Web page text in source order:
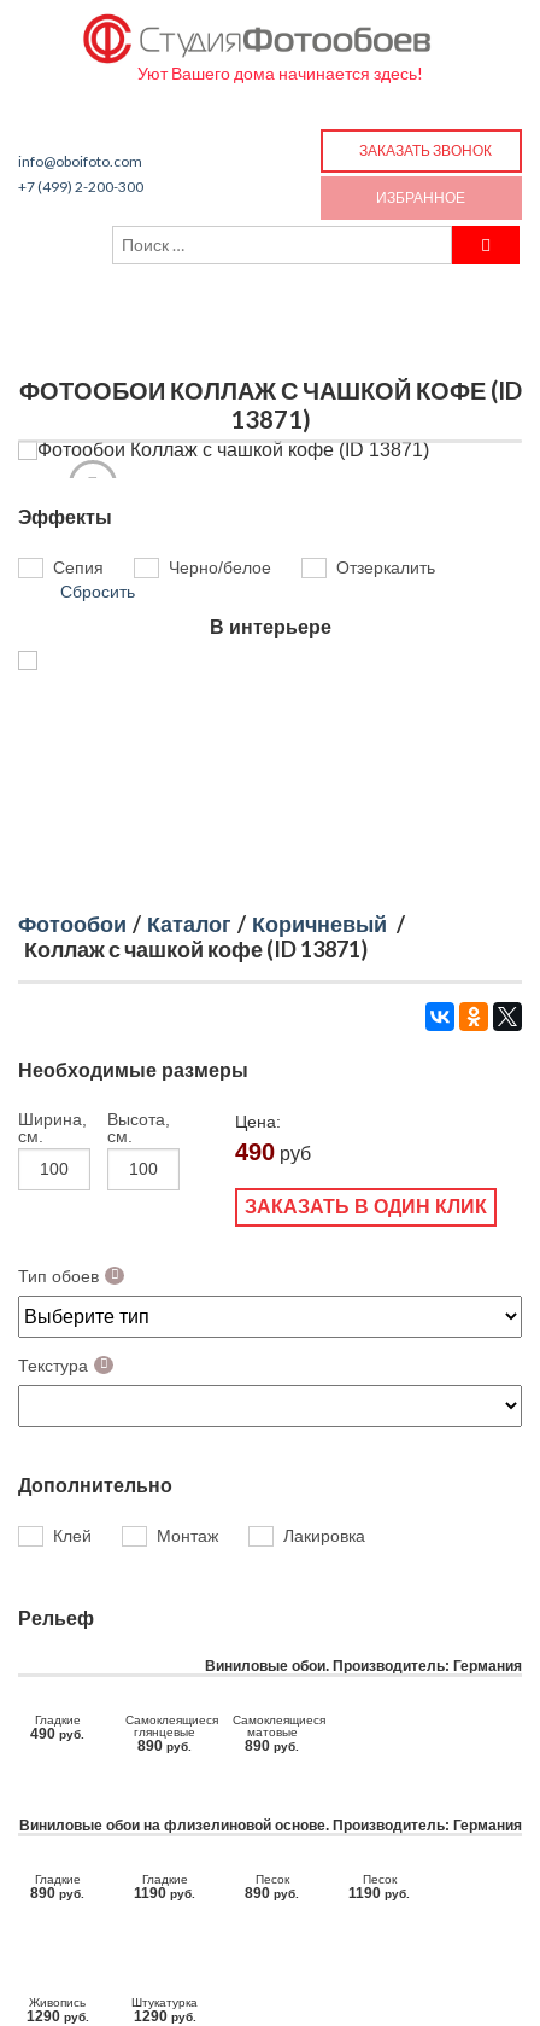
Уют Вашего дома начинается здесь!
info@oboifoto.com
+7 (499) 2-200-300
ЗАКАЗАТЬ ЗВОНОК
ИЗБРАННОЕ
ФОТООБОИ КОЛЛАЖ С ЧАШКОЙ КОФЕ (ID
13871)
Эффекты
Сепия Черно/белое
Отзеркалить
Сбросить
В интерьере
Фотообои / Каталог / Коричневый /
Коллаж с чашкой кофе (ID 13871)
Необходимые размеры
Ширина,
см.
Высота,
см.
Цена:
490 руб
ЗАКАЗАТЬ В ОДИН КЛИК
Тип обоев
Текстура
Дополнительно
Клей Монтаж Лакировка
Рельеф
Виниловые обои. Производитель: Германия
Гладкие
490 руб.
Самоклеящиеся
глянцевые
890 руб.
Самоклеящиеся
матовые
890 руб.
Виниловые обои на флизелиновой основе. Производитель: Германия
Гладкие
890 руб.
Гладкие
1190 руб.
Песок
890 руб.
Песок
1190 руб.
Живопись
1290 руб.
Штукатурка
1290 руб.